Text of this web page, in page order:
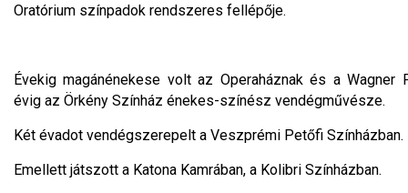
Oratórium színpadok rendszeres fellépője.
Évekig magánénekese volt az Operaháznak és a Wagner
évig az Örkény Színház énekes-színész vendégművésze.
Két évadot vendégszerepelt a Veszprémi Petőfi Színházban.
Emellett játszott a Katona Kamrában, a Kolibri Színházban.